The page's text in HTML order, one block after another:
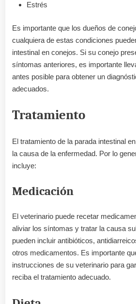
Estrés
Es importante que los dueños de
cualquiera de estas condiciones
intestinal en conejos. Si su conejo
síntomas anteriores, es importante
antes posible para obtener un
adecuados.
Tratamiento
El tratamiento de la parada intestinal
la causa de la enfermedad. Por lo
incluye:
Medicación
El veterinario puede recetar
aliviar los síntomas y tratar la causa
pueden incluir antibióticos,
otros medicamentos. Es importante
instrucciones de su veterinario para
reciba el tratamiento adecuado.